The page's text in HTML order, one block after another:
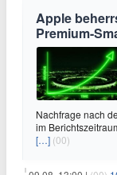
Apple
Premium-
Nachfrage nach
im
[…] (00)